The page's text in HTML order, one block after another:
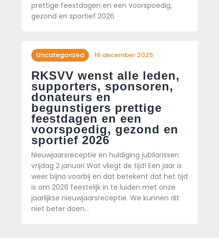
prettige feestdagen en een voorspoedig,
gezond en sportief 2026
Uncategorized 16 december 2025
RKSVV wenst alle leden,
supporters, sponsoren,
donateurs en
begunstigers prettige
feestdagen en een
voorspoedig, gezond en
sportief 2026
Nieuwjaarsreceptie en huldiging jubilarissen
vrijdag 2 januari Wat vliegt de tijd! Een jaar is
weer bijna voorbij en dat betekent dat het tijd
is om 2026 feestelijk in te luiden met onze
jaarlijkse nieuwjaarsreceptie. We kunnen dit
niet beter doen…